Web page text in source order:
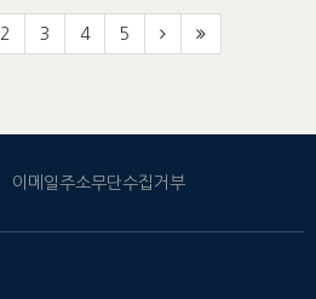
2 3 4 5
이메일주소무단수집거부